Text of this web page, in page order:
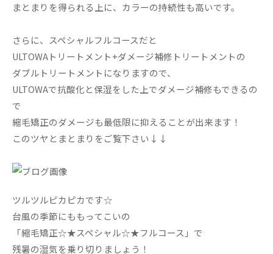
まとまりを得られる上に、カラーの持続性も高いです。
さらに、スペシャルフルコースだと
ULTOWAトリートメント+ダメージ補修トリートメントの
ダブルトリートメントになりますので、
ULTOWAで抗酸化と保湿をした上でダメージ補修もできるの
で
縮毛矯正のダメージも最低限に抑えることが出来ます！
このツヤとまとまりをご覧下さい↓↓
ツルツルピカピカです☆
台風の季節にももってこいの
「縮毛矯正☆★スペシャル☆★フルコース」で
残暑の湿気を乗り切りましょう！